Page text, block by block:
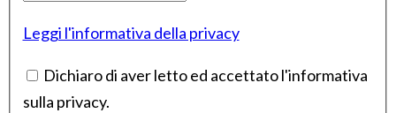
Leggi l'informativa della privacy
Dichiaro di aver letto ed accettato l'informativa
sulla privacy.